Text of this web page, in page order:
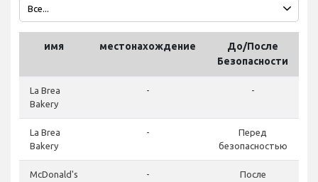
имя местонахождение
До/После
Безопасности
La Brea
Bakery
- -
La Brea
Bakery
-
Перед
безопасностью
McDonald's -
После